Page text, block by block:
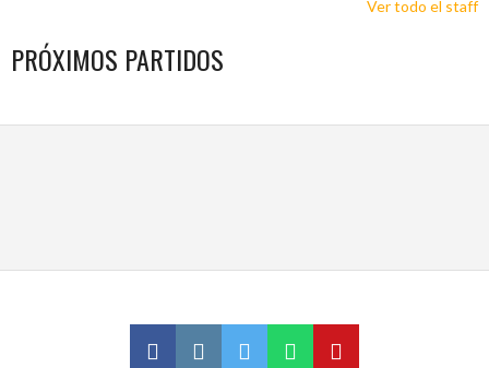
Ver todo el staff
PRÓXIMOS PARTIDOS